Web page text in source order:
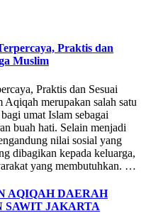
Praktis dan
Muslim
Praktis dan Sesuai
merupakan salah satu
umat Islam sebagai
buah hati. Selain menjadi
nilai sosial yang
dibagikan kepada keluarga,
yang membutuhkan. …
AQIQAH DAERAH
SAWIT JAKARTA